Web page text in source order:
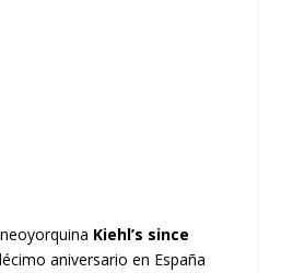
Kiehl’s since
aniversario en España